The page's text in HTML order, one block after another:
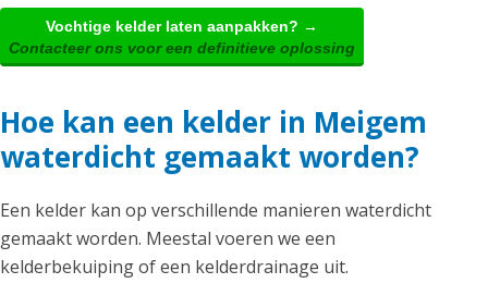
Vochtige kelder laten aanpakken? →
Contacteer ons voor een definitieve oplossing
Hoe kan een kelder in Meigem
waterdicht gemaakt worden?
Een kelder kan op verschillende manieren waterdicht
gemaakt worden. Meestal voeren we een
kelderbekuiping of een kelderdrainage uit.